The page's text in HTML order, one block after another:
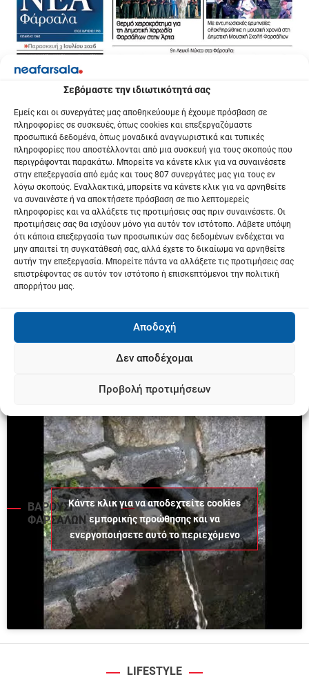
Σεβόμαστε την ιδιωτικότητά σας
Εμείς και οι συνεργάτες μας αποθηκεύουμε ή έχουμε πρόσβαση σε
πληροφορίες σε συσκευές, όπως cookies και επεξεργαζόμαστε
προσωπικά δεδομένα, όπως μοναδικά αναγνωριστικά και τυπικές
πληροφορίες που αποστέλλονται από μια συσκευή για τους σκοπούς που
περιγράφονται παρακάτω. Μπορείτε να κάνετε κλικ για να συναινέσετε
στην επεξεργασία από εμάς και τους 807 συνεργάτες μας για τους εν
λόγω σκοπούς. Εναλλακτικά, μπορείτε να κάνετε κλικ για να αρνηθείτε
να συναινέστε ή να αποκτήσετε πρόσβαση σε πιο λεπτομερείς
πληροφορίες και να αλλάξετε τις προτιμήσεις σας πριν συναινέσετε. Οι
προτιμήσεις σας θα ισχύουν μόνο για αυτόν τον ιστότοπο. Λάβετε υπόψη
ότι κάποια επεξεργασία των προσωπικών σας δεδομένων ενδέχεται να
μην απαιτεί τη συγκατάθεσή σας, αλλά έχετε το δικαίωμα να αρνηθείτε
αυτήν την επεξεργασία. Μπορείτε πάντα να αλλάξετε τις προτιμήσεις σας
επιστρέφοντας σε αυτόν τον ιστότοπο ή επισκεπτόμενοι την πολιτική
απορρήτου μας.
Αποδοχή
Δεν αποδέχομαι
Προβολή προτιμήσεων
ΕΚΔΟΣΗ ΕΦΗΜΕΡΙΔΑΣ ΣΤΑ ΠΕΡΙΠΤΕΡΑ
ΒΑΡΟΥΣΙ
ΦΑΡΣΑΛΩΝ
Κάντε κλικ για να αποδεχτείτε cookies
εμπορικής προώθησης και να
ενεργοποιήσετε αυτό το περιεχόμενο
LIFESTYLE